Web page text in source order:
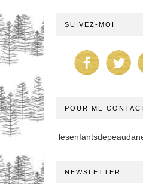
SUIVEZ-MOI
POUR ME
NEWSLETTER